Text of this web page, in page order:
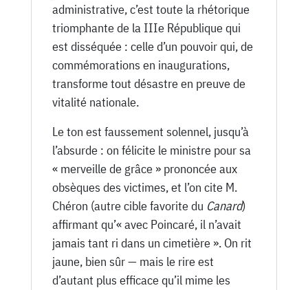
administrative, c’est toute la rhétorique
triomphante de la IIIe République qui
est disséquée : celle d’un pouvoir qui, de
commémorations en inaugurations,
transforme tout désastre en preuve de
vitalité nationale.
Le ton est faussement solennel, jusqu’à
l’absurde : on félicite le ministre pour sa
« merveille de grâce » prononcée aux
obsèques des victimes, et l’on cite M.
Chéron (autre cible favorite du Canard)
affirmant qu’« avec Poincaré, il n’avait
jamais tant ri dans un cimetière ». On rit
jaune, bien sûr — mais le rire est
d’autant plus efficace qu’il mime les